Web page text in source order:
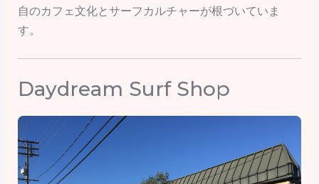
自のカフェ文化とサーフカルチャーが根づいていま
す。
Daydream Surf Shop